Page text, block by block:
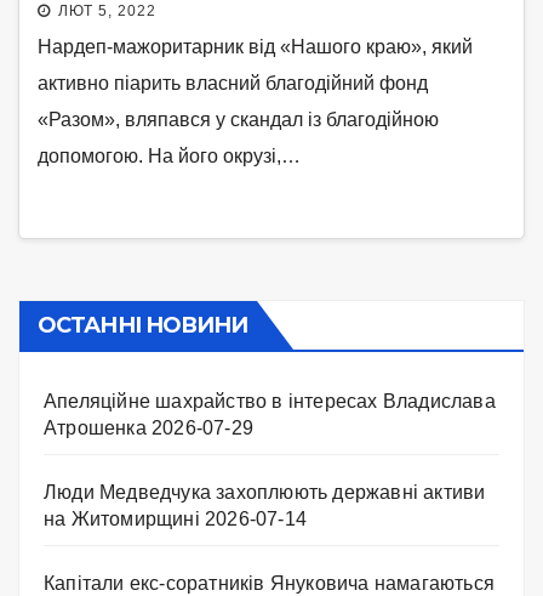
ЛЮТ 5, 2022
Нардеп-мажоритарник від «Нашого краю», який
активно піарить власний благодійний фонд
«Разом», вляпався у скандал із благодійною
допомогою. На його окрузі,…
ОСТАННІ НОВИНИ
Апеляційне шахрайство в інтересах Владислава
Атрошенка 2026-07-29
Люди Медведчука захоплюють державні активи
на Житомирщині 2026-07-14
Капітали екс-соратників Януковича намагаються